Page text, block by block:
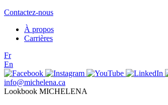
Contactez-nous
À propos
Carrières
Fr
En
info@michelena.ca
Lookbook MICHELENA